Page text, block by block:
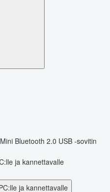
Mini Bluetooth 2.0 USB -sovitin